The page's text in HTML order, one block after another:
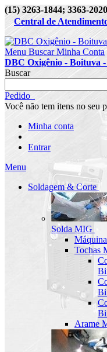
(15) 3263-1844; 3363-
Central de
Menu Buscar Minha Conta
DBC Oxigênio - Boituva -
Buscar
Pedido
Você não tem itens no seu
Minha conta
Entrar
Menu
Soldagem & Corte
Solda MIG
Tochas
Arame